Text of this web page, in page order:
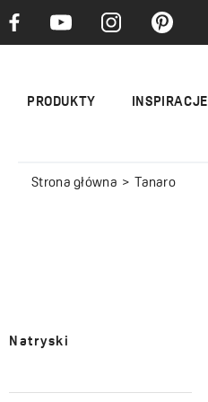
PRODUKTY INSPIRACJE
Strona główna Tanaro
Natryski